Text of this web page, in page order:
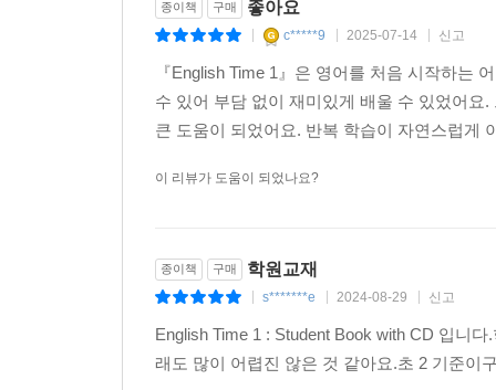
종이책 구매 좋아요
c*****9 2025-07-14 신고
『English Time 1』은 영어를 처음 시작하는
수 있어 부담 없이 재미있게 배울 수 있었어
큰 도움이 되었어요. 반복 학습이 자연스럽게
이 리뷰가 도움이 되었나요?
종이책 구매 학원교재
s*******e 2024-08-29 신고
English Time 1 : Student Book with CD 입니
래도 많이 어렵진 않은 것 같아요.초 2 기준이